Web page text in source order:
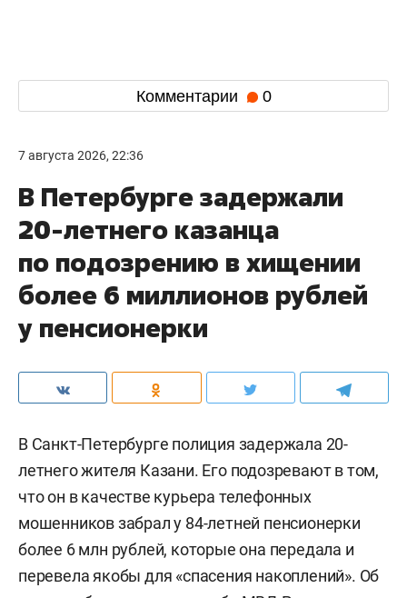
конфликте с Россией, поскольку считает это
Навроцкий добавил, что Польша не
хочет видеть соответствующую символику на
своей территории.
Комментарии
7 августа 2026, 22:36
В Петербурге задержали
20-летнего казанца
по подозрению в хищении
более 6 миллионов рублей
у пенсионерки